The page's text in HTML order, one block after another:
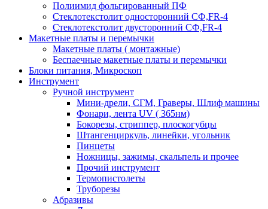
Полиимид фольгированный ПФ
Стеклотекстолит односторонний CФ,FR-4
Стеклотекстолит двусторонний СФ,FR-4
Макетные платы и перемычки
Макетные платы ( монтажные)
Беспаечные макетные платы и перемычки
Блоки питания, Микроскоп
Инструмент
Ручной инструмент
Мини-дрели, СГМ, Граверы, Шлиф машины
Фонари, лента UV ( 365нм)
Бокорезы, cтриппер, плоскогубцы
Штангенциркуль, линейки, угольник
Пинцеты
Ножницы, зажимы, скальпель и прочее
Прочий инструмент
Термопистолеты
Труборезы
Абразивы